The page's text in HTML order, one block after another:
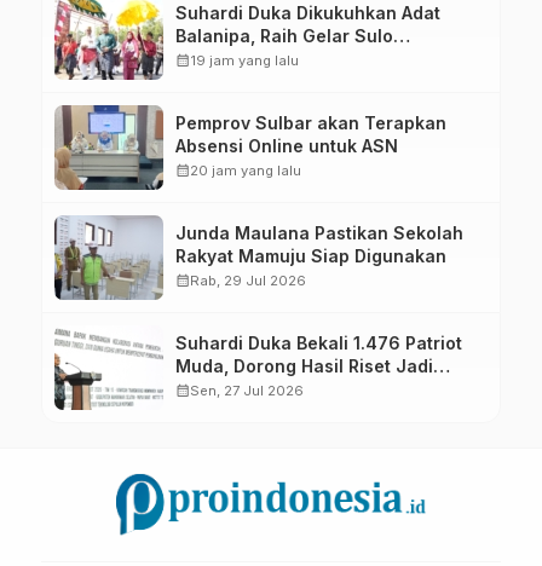
Suhardi Duka Dikukuhkan Adat
Balanipa, Raih Gelar Sulo
Tappidena
calendar_month19 jam yang lalu
Pemprov Sulbar akan Terapkan
Absensi Online untuk ASN
calendar_month20 jam yang lalu
Junda Maulana Pastikan Sekolah
Rakyat Mamuju Siap Digunakan
calendar_monthRab, 29 Jul 2026
Suhardi Duka Bekali 1.476 Patriot
Muda, Dorong Hasil Riset Jadi
Dasar Kebijakan Transmigrasi
calendar_monthSen, 27 Jul 2026